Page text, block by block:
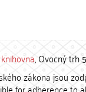
, Ovocný trh
zákona jsou